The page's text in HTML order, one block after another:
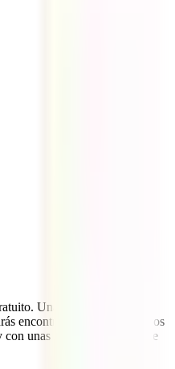
Una vez cruzamos
encontrar hospitales públicos
unas coberturas realmente